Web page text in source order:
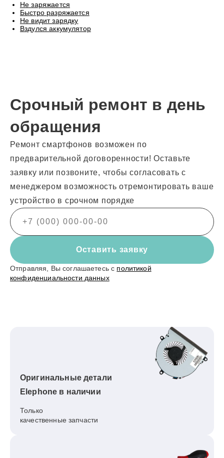
Не заряжается
Быстро разряжается
Не видит зарядку
Вздулся аккумулятор
Срочный ремонт в день
обращения
Ремонт смартфонов возможен по
предварительной договоренности! Оставьте
заявку или позвоните, чтобы согласовать с
менеджером возможность отремонтировать ваше
устройство в срочном порядке
Оставить заявку
Отправляя, Вы соглашаетесь с политикой
конфиденциальности данных
Оригинальные детали
Elephone в наличии
Только
качественные запчасти